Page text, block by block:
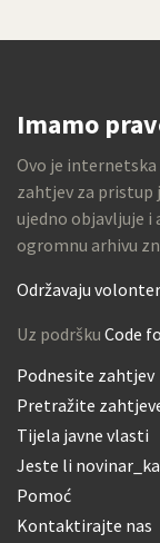
Imamo
Ovo je
zahtjev za
ujedno objavljuje i
ogromnu arhivu
Održavaju
Uz podršku Code
Podnesite zahtjev
Pretražite
Tijela javne vlasti
Jeste li
Pomoć
Kontaktirajte nas